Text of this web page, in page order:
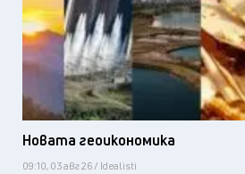
Новата геоикономика
09:10, 03 авг 26 / Idealisti